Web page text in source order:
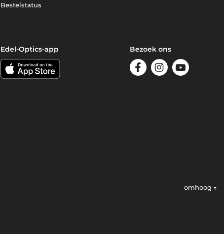
Bestelstatus
Edel-Optics-app Bezoek ons
omhoog